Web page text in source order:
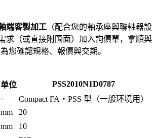
端客製加工 （配合您的軸承座與聯軸器設
求（或直接附圖面）加入詢價單，拿順與
您確認規格、報價與交期。
单位
PSS2010N1D0787
-
Compact FA・PSS 型（一般环境用）
mm
20
mm
10